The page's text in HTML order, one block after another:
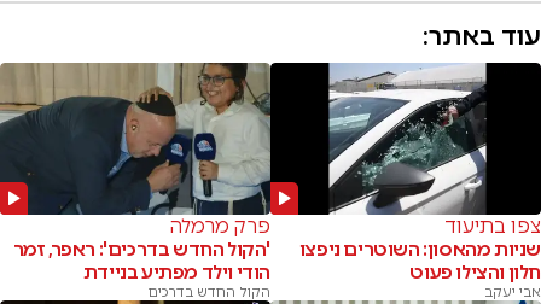
עוד באתר:
צפו בתיעוד
שניות מהאסון: השוטרים ניפצו
חלון והצילו פעוט
אבי יעקב
פרק מרמלה
'הקול החדש בדרכים': ראפר, זמר
הודי וילד מפתיע בניידת
הקול החדש בדרכים